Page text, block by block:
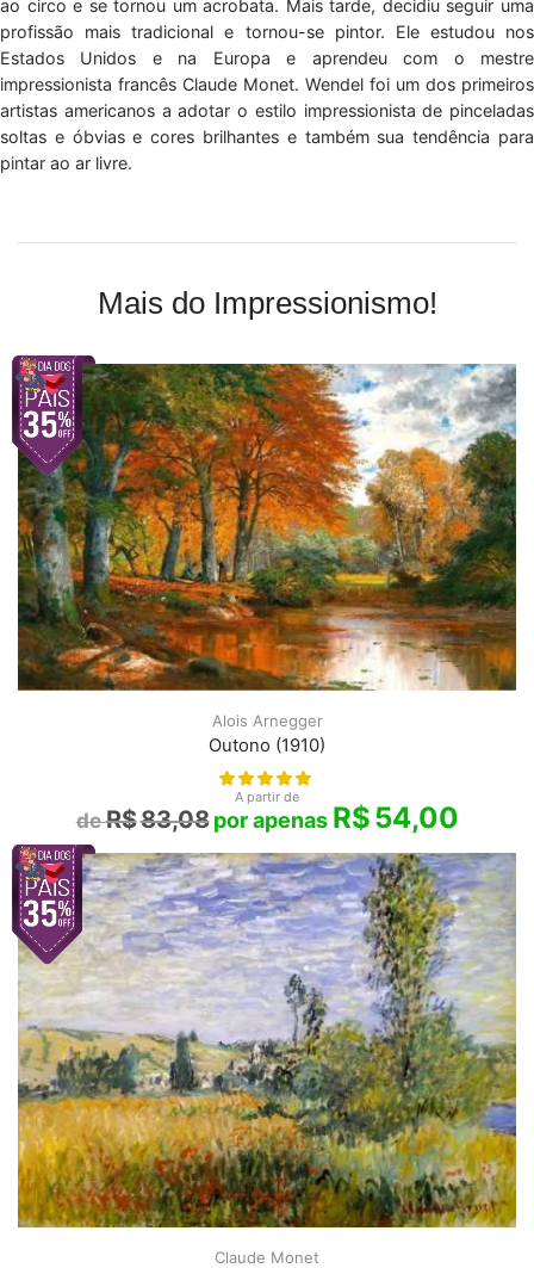
ao circo e se tornou um acrobata. Mais tarde, decidiu seguir uma
profissão mais tradicional e tornou-se pintor. Ele estudou nos
Estados Unidos e na Europa e aprendeu com o mestre
impressionista francês Claude Monet. Wendel foi um dos primeiros
artistas americanos a adotar o estilo impressionista de pinceladas
soltas e óbvias e cores brilhantes e também sua tendência para
pintar ao ar livre.
Mais do Impressionismo!
Alois Arnegger
Outono (1910)
A partir de
R$83,08 R$54,00
Claude Monet